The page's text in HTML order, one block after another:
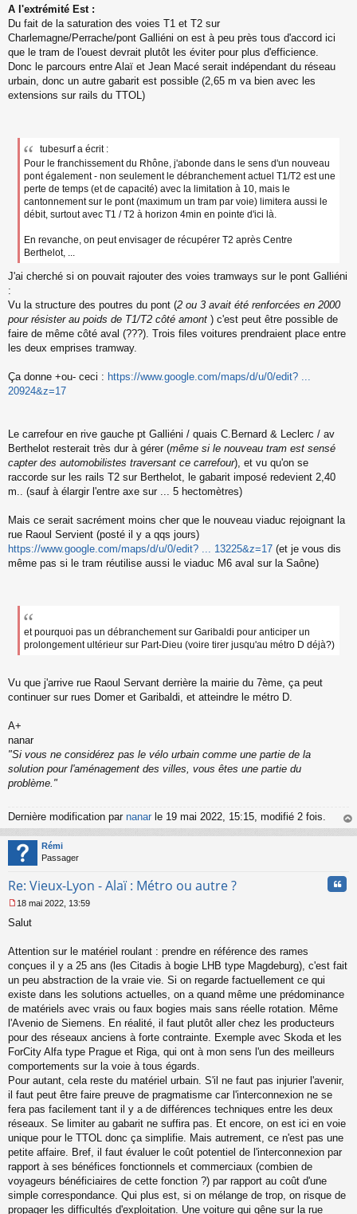
A l'extrémité Est :
Du fait de la saturation des voies T1 et T2 sur
Charlemagne/Perrache/pont Galliéni on est à peu près tous d'accord ici
que le tram de l'ouest devrait plutôt les éviter pour plus d'efficience.
Donc le parcours entre Alaï et Jean Macé serait indépendant du réseau
urbain, donc un autre gabarit est possible (2,65 m va bien avec les
extensions sur rails du TTOL)
tubesurf a écrit :
Pour le franchissement du Rhône, j'abonde dans le sens d'un nouveau
pont également - non seulement le débranchement actuel T1/T2 est une
perte de temps (et de capacité) avec la limitation à 10, mais le
cantonnement sur le pont (maximum un tram par voie) limitera aussi le
débit, surtout avec T1 / T2 à horizon 4min en pointe d'ici là.
En revanche, on peut envisager de récupérer T2 après Centre
Berthelot, ...
J'ai cherché si on pouvait rajouter des voies tramways sur le pont Galliéni
:
Vu la structure des poutres du pont (2 ou 3 avait été renforcées en 2000
pour résister au poids de T1/T2 côté amont ) c'est peut être possible de
faire de même côté aval (???). Trois files voitures prendraient place entre
les deux emprises tramway.
Ça donne +ou- ceci : https://www.google.com/maps/d/u/0/edit? ...
20924&z=17
Le carrefour en rive gauche pt Galliéni / quais C.Bernard & Leclerc / av
Berthelot resterait très dur à gérer (même si le nouveau tram est sensé
capter des automobilistes traversant ce carrefour), et vu qu'on se
raccorde sur les rails T2 sur Berthelot, le gabarit imposé redevient 2,40
m.. (sauf à élargir l'entre axe sur ... 5 hectomètres)
Mais ce serait sacrément moins cher que le nouveau viaduc rejoignant la
rue Raoul Servient (posté il y a qqs jours)
https://www.google.com/maps/d/u/0/edit? ... 13225&z=17 (et je vous dis
même pas si le tram réutilise aussi le viaduc M6 aval sur la Saône)
et pourquoi pas un débranchement sur Garibaldi pour anticiper un
prolongement ultérieur sur Part-Dieu (voire tirer jusqu'au métro D déjà?)
Vu que j'arrive rue Raoul Servant derrière la mairie du 7ème, ça peut
continuer sur rues Domer et Garibaldi, et atteindre le métro D.
A+
nanar
"Si vous ne considérez pas le vélo urbain comme une partie de la
solution pour l'aménagement des villes, vous êtes une partie du
problème."
Dernière modification par nanar le 19 mai 2022, 15:15, modifié 2 fois.
au
Rémi
Passager
Re: Vieux-Lyon - Alaï : Métro ou autre ?
e
s
g
e
n
o
n
u
18 mai 2022, 13:59
Salut
Attention sur le matériel roulant : prendre en référence des rames
conçues il y a 25 ans (les Citadis à bogie LHB type Magdeburg), c'est fait
un peu abstraction de la vraie vie. Si on regarde factuellement ce qui
existe dans les solutions actuelles, on a quand même une prédominance
de matériels avec vrais ou faux bogies mais sans réelle rotation. Même
l'Avenio de Siemens. En réalité, il faut plutôt aller chez les producteurs
pour des réseaux anciens à forte contrainte. Exemple avec Skoda et les
ForCity Alfa type Prague et Riga, qui ont à mon sens l'un des meilleurs
comportements sur la voie à tous égards.
Pour autant, cela reste du matériel urbain. S'il ne faut pas injurier l'avenir,
il faut peut être faire preuve de pragmatisme car l'interconnexion ne se
fera pas facilement tant il y a de différences techniques entre les deux
réseaux. Se limiter au gabarit ne suffira pas. Et encore, on est ici en voie
unique pour le TTOL donc ça simplifie. Mais autrement, ce n'est pas une
petite affaire. Bref, il faut évaluer le coût potentiel de l'interconnexion par
rapport à ses bénéfices fonctionnels et commerciaux (combien de
voyageurs bénéficiaires de cette fonction ?) par rapport au coût d'une
simple correspondance. Qui plus est, si on mélange de trop, on risque de
propager les difficultés d'exploitation. Une voiture qui gêne sur la rue